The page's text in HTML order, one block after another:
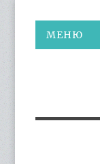
МЕНЮ